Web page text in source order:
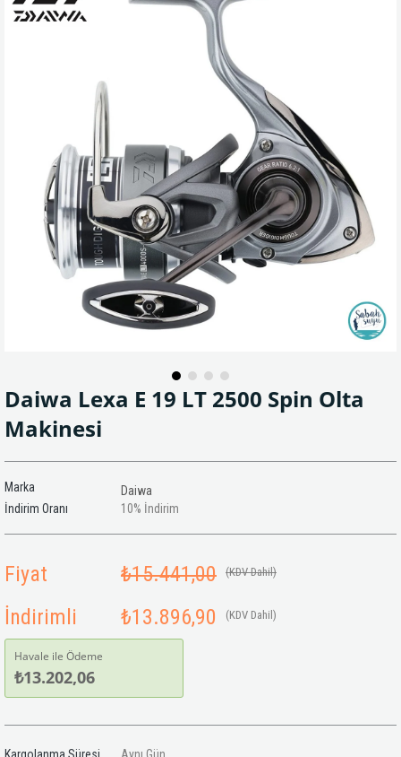
Daiwa Lexa E 19 LT 2500 Spin Olta
Makinesi
Marka
Daiwa
İndirim Oranı
%
10 İndirim
Fiyat ₺15.441,00 (KDV Dahil)
İndirimli ₺13.896,90 (KDV Dahil)
Havale ile Ödeme
₺13.202,06